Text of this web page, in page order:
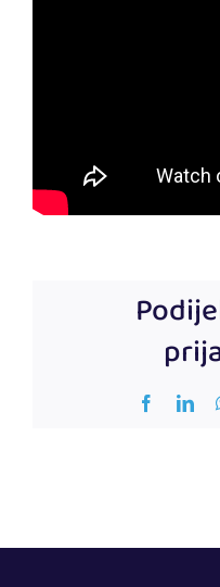
Facebook